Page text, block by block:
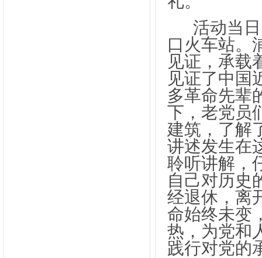
活动当
口火车站。
见证，承载
见证了中国
多革命先辈
下，老党员
建筑，了解
讲述发生在
聆听讲解，
自己对历史
经退休，离
命始终未变
热，为党和
践行对党的